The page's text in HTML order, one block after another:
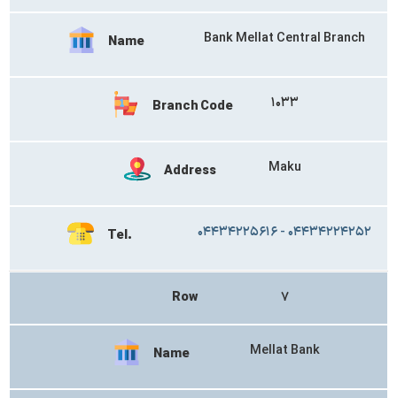
Name Bank Mellat Central Branch
Branch Code ۱۰۳۳
Address Maku
Tel. ۰۴۴۳۴۲۲۵۶۱۶ - ۰۴۴۳۴۲۲۴۲۵۲
Row ۷
Name Mellat Bank